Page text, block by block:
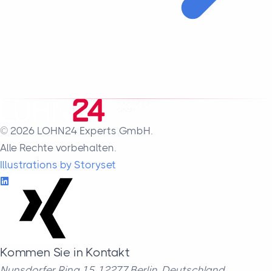
© 2026 LOHN24 Experts GmbH.
Alle Rechte vorbehalten.
Illustrations by Storyset
Kommen Sie in Kontakt